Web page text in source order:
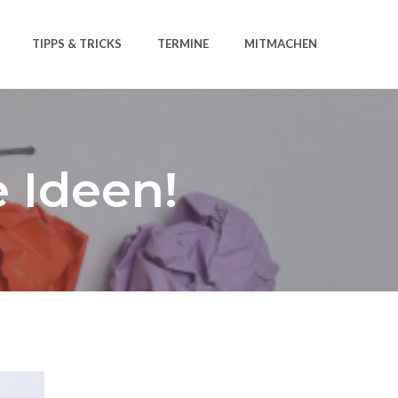
TIPPS & TRICKS TERMINE MITMACHEN
Ideen!